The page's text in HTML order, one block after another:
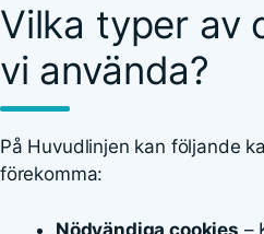
Vilka typer av
vi använda?
På Huvudlinjen kan följande
förekomma:
Nödvändiga cookies –